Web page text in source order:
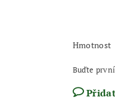
Hmotnost
Buďte